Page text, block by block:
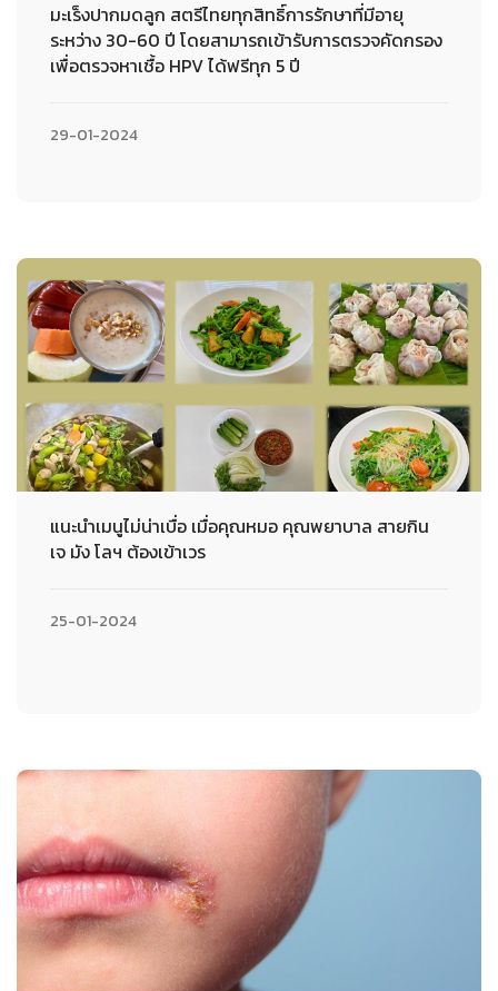
มะเร็งปากมดลูก สตรีไทยทุกสิทธิ์การรักษาที่มีอายุ
ระหว่าง 30-60 ปี โดยสามารถเข้ารับการตรวจคัดกรอง
เพื่อตรวจหาเชื้อ HPV ได้ฟรีทุก 5 ปี
29-01-2024
แนะนำเมนูไม่น่าเบื่อ เมื่อคุณหมอ คุณพยาบาล สายกิน
เจ มัง โลฯ ต้องเข้าเวร
25-01-2024